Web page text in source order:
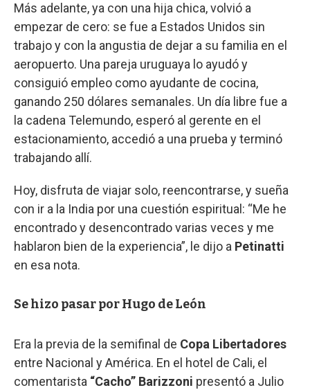
Más adelante, ya con una hija chica, volvió a
empezar de cero: se fue a Estados Unidos sin
trabajo y con la angustia de dejar a su familia en el
aeropuerto. Una pareja uruguaya lo ayudó y
consiguió empleo como ayudante de cocina,
ganando 250 dólares semanales. Un día libre fue a
la cadena Telemundo, esperó al gerente en el
estacionamiento, accedió a una prueba y terminó
trabajando allí.
Hoy, disfruta de viajar solo, reencontrarse, y sueña
con ir a la India por una cuestión espiritual: “Me he
encontrado y desencontrado varias veces y me
hablaron bien de la experiencia”, le dijo a Petinatti
en esa nota.
Se hizo pasar por Hugo de León
Era la previa de la semifinal de Copa Libertadores
entre Nacional y América. En el hotel de Cali, el
comentarista “Cacho” Barizzoni presentó a Julio